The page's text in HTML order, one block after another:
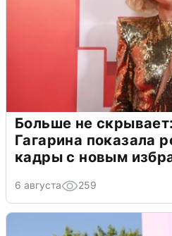
Больше не
Гагарина показала
кадры с новым
6 августа 259